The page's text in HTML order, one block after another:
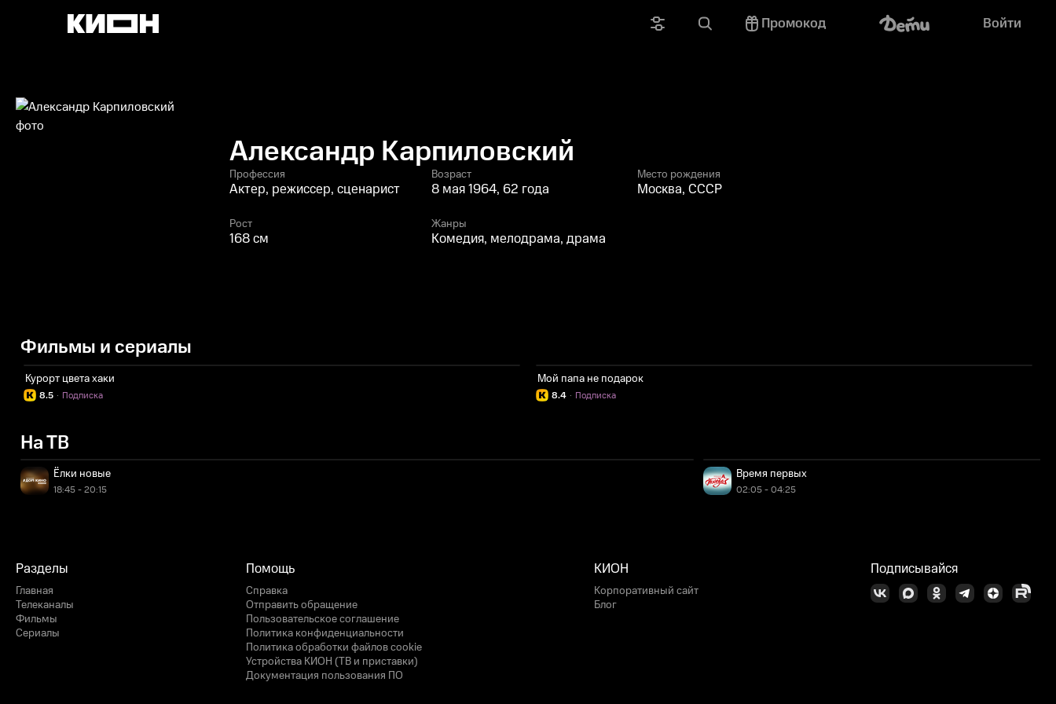
Промокод Войти
Александр Карпиловский
Профессия
Актер, режиссер, сценарист
Возраст
8 мая 1964, 62 года
Место рождения
Москва, СССР
Рост
168 см
Жанры
Комедия, мелодрама, драма
Фильмы и сериалы
Курорт цвета хаки
8.5 Подписка
·
Мой папа не подарок
8.4 Подписка
·
На ТВ
Ёлки новые
18:45 - 20:15
Время первых
02:05 - 04:25
Разделы
Главная
Телеканалы
Фильмы
Сериалы
Помощь
Справка
Отправить обращение
Пользовательское соглашение
Политика конфиденциальности
Политика обработки файлов cookie
Устройства КИОН (ТВ и приставки)
Документация пользования ПО
КИОН
Корпоративный сайт
Блог
Подписывайся